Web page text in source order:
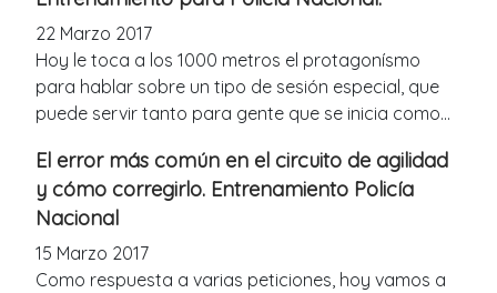
22 Marzo 2017
Hoy le toca a los 1000 metros el protagonísmo
para hablar sobre un tipo de sesión especial, que
puede servir tanto para gente que se inicia como...
El error más común en el circuito de agilidad
y cómo corregirlo. Entrenamiento Policía
Nacional
15 Marzo 2017
Como respuesta a varias peticiones, hoy vamos a